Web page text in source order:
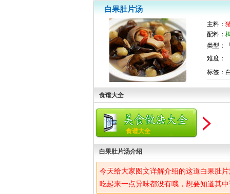
白果肚片汤
主料：
配料：
类型：
难度：
标签：
食谱大全
食谱大全
白果肚片汤介绍
今天给大家图文详解介绍的这道白果肚
吃起来一点异味都没有哦，想要知道其